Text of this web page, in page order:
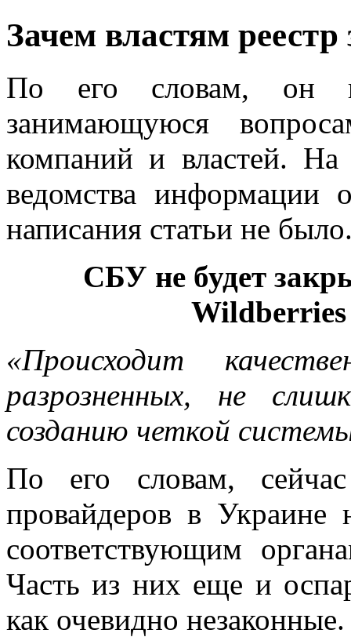
Зачем властям
По его словам, он
занимающуюся
компаний и властей. На
ведомства
написания статьи не
СБУ не будет
Wildberries
«Происходит
разрозненных, не
созданию четкой
По его словам,
провайдеров в Украине
соответствующим
Часть из них еще и
как очевидно